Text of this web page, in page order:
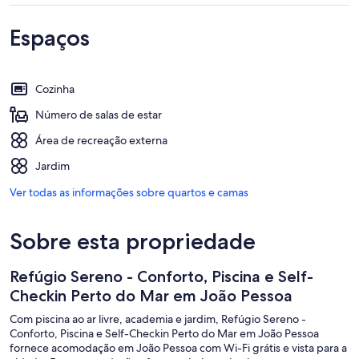
Espaços
Cozinha
Número de salas de estar
Área de recreação externa
Jardim
Ver todas as informações sobre quartos e camas
Sobre esta propriedade
Refúgio Sereno - Conforto, Piscina e Self-
Checkin Perto do Mar em João Pessoa
Com piscina ao ar livre, academia e jardim, Refúgio Sereno -
Conforto, Piscina e Self-Checkin Perto do Mar em João Pessoa
fornece acomodação em João Pessoa com Wi-Fi grátis e vista para a